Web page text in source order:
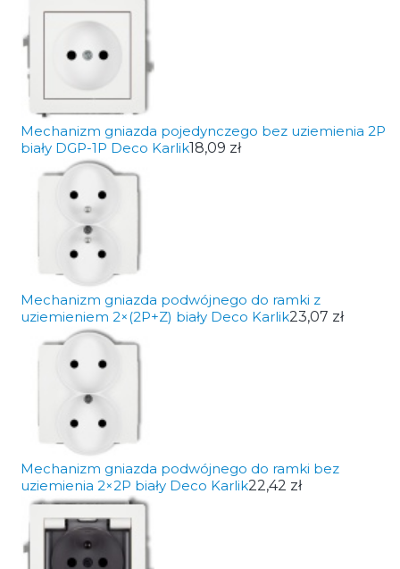
Mechanizm gniazda pojedynczego bez uziemienia 2P
biały DGP-1P Deco Karlik18,09 zł
Mechanizm gniazda podwójnego do ramki z
uziemieniem 2×(2P+Z) biały Deco Karlik23,07 zł
Mechanizm gniazda podwójnego do ramki bez
uziemienia 2×2P biały Deco Karlik22,42 zł